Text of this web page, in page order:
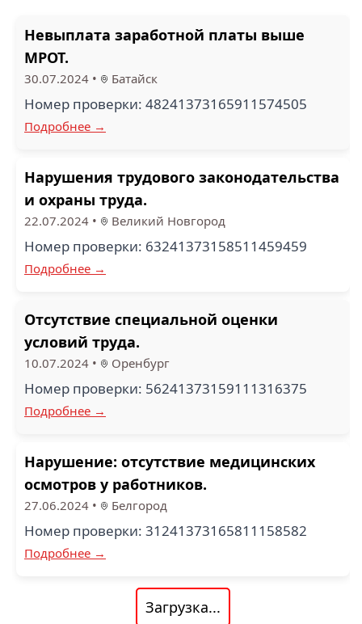
Невыплата заработной платы выше
МРОТ.
30.07.2024 • Батайск
Номер проверки: 48241373165911574505
Подробнее →
Нарушения трудового законодательства
и охраны труда.
22.07.2024 • Великий Новгород
Номер проверки: 63241373158511459459
Подробнее →
Отсутствие специальной оценки
условий труда.
10.07.2024 • Оренбург
Номер проверки: 56241373159111316375
Подробнее →
Нарушение: отсутствие медицинских
осмотров у работников.
27.06.2024 • Белгород
Номер проверки: 31241373165811158582
Подробнее →
Загрузка...